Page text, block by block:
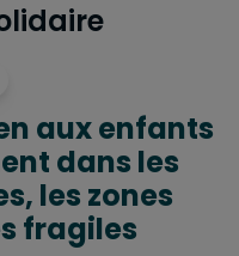
aux enfants
dans les
les zones
fragiles